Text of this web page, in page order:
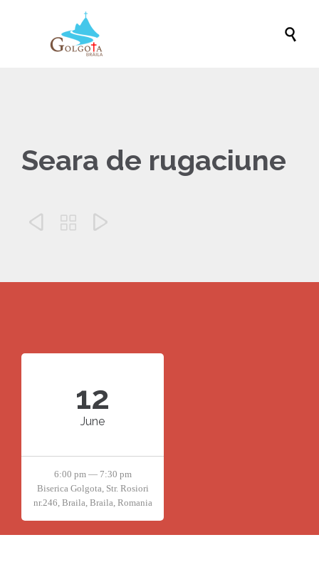

Seara de rugaciune
  
12
June
6:00 pm — 7:30 pm
Biserica Golgota, Str. Rosiori
nr.246, Braila, Braila, Romania